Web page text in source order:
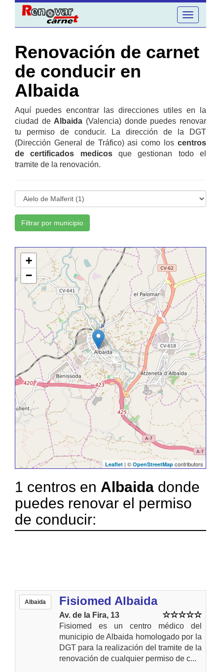
Toggle
navigation
Renovación de carnet
de conducir en
Albaida
Aquí puedes encontrar las direcciones utiles en la
ciudad de Albaida (Valencia) donde puedes renovar
tu permiso de conducir. La dirección de la DGT
(Dirección General de Tráfico) asi como los centros
de certificados medicosque gestionan todo el
tramite de la renovación.
Filtrar por municipio
+
−
Leaflet | © OpenStreetMap contributors
1 centros en Albaida donde
puedes renovar el permiso
de conducir:
Albaida Fisiomed Albaida
Av. de la Fira, 13
Fisiomed es un centro médico del
municipio de Albaida homologado por la
DGT para la realización del tramite de la
renovación de cualquier permiso de c...